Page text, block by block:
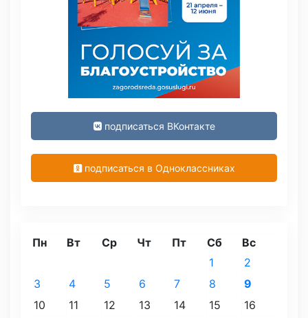
подписаться ВКонтакте
подписаться в Одноклассниках
Пн Вт Ср Чт Пт Сб Вс
1
2
3
4 5 6 7 8
9
10
11 12 13 14 15
16